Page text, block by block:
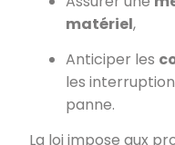
matériel,
Anticiper les
les
panne.
La loi impose aux